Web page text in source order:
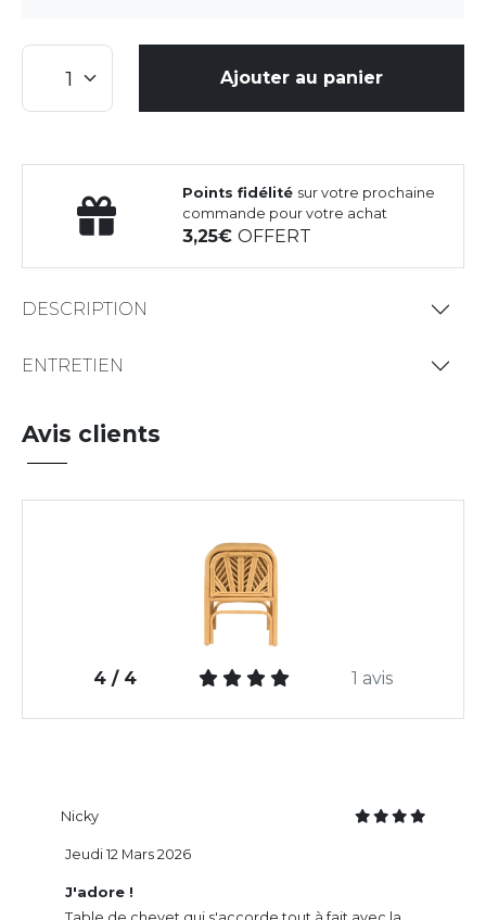
Ajouter au panier
Points fidélité sur votre prochaine
commande pour votre achat
3,25OFFERT
DESCRIPTION
ENTRETIEN
Avis clients
4 / 4 1 avis
Nicky
J'adore !
Jeudi 12 Mars 2026